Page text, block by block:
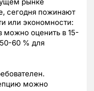
рынке
сегодня пожинают
или экономности:
можно оценить в 15-
60 % для
можно